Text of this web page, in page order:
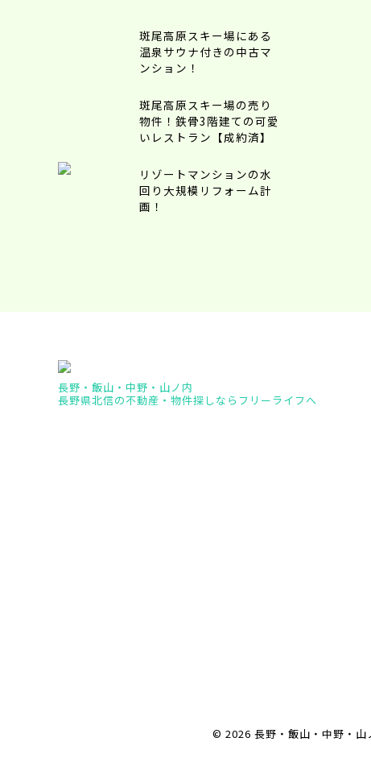
斑尾高原スキー場にある
温泉サウナ付きの中古マ
ンション！
斑尾高原スキー場の売り
物件！鉄骨3階建ての可愛
いレストラン【成約済】
リゾートマンションの水
回り大規模リフォーム計
画！
長野・飯山・中野・山ノ内
長野県北信の不動産・物件探しならフリーライフへ
© 2026 長野・飯山・中野・